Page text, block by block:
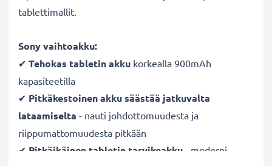
tablettimallit.
Sony vaihtoakku:
✔ Tehokas tabletin akku korkealla 900mAh
kapasiteetilla
✔ Pitkäkestoinen akku säästää jatkuvalta
lataamiselta - nauti johdottomuudesta ja
riippumattomuudesta pitkään
✔ Pitkäikäinen tabletin tarvikeakku - moderni